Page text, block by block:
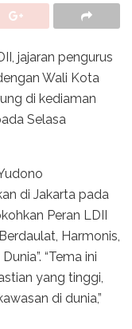
jajaran pengurus
Wali Kota
di kediaman
Selasa
di Jakarta pada
Peran LDII
Harmonis,
“Tema ini
yang tinggi,
di dunia,”